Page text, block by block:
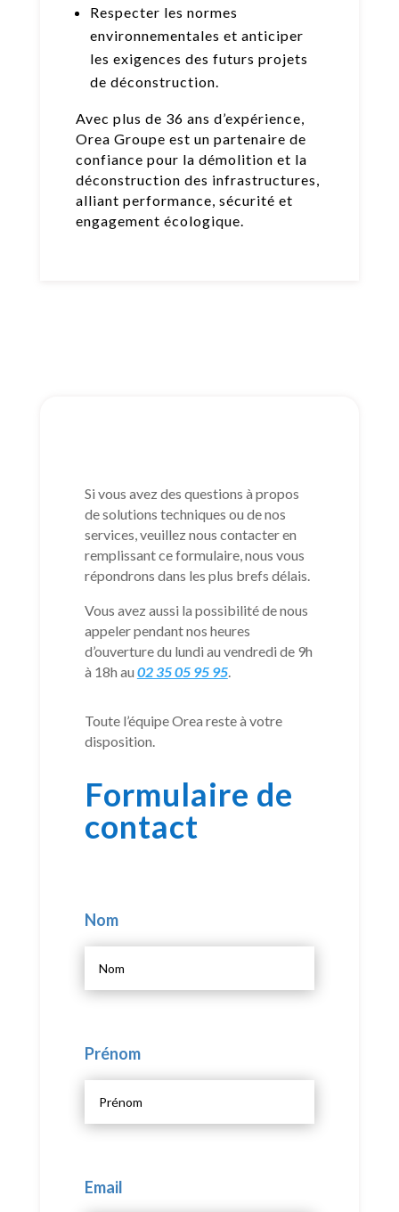
Respecter les normes
environnementales et anticiper
les exigences des futurs projets
de déconstruction.
Avec plus de 36 ans d’expérience,
Orea Groupe est un partenaire de
confiance pour la démolition et la
déconstruction des infrastructures,
alliant performance, sécurité et
engagement écologique.
Si vous avez des questions à propos
de solutions techniques ou de nos
services, veuillez nous contacter en
remplissant ce formulaire, nous vous
répondrons dans les plus brefs délais.
Vous avez aussi la possibilité de nous
appeler pendant nos heures
d’ouverture du lundi au vendredi de 9h
à 18h au 02 35 05 95 95.
Toute l’équipe Orea reste à votre
disposition.
Formulaire de
contact
Nom
Prénom
Email